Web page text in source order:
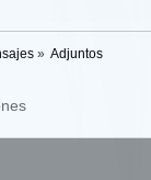
» Adjuntos